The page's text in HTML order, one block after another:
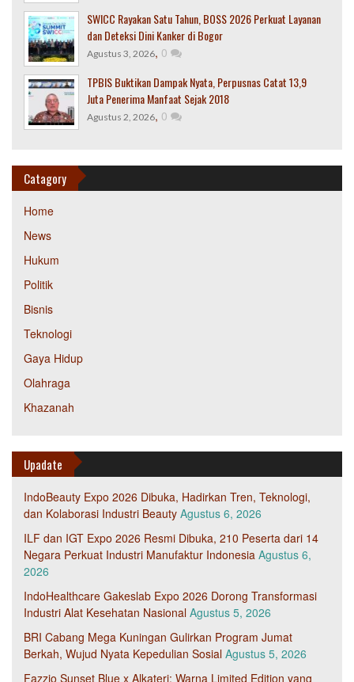
SWICC Rayakan Satu Tahun, BOSS 2026 Perkuat Layanan
dan Deteksi Dini Kanker di Bogor
Agustus 3, 2026, 0
TPBIS Buktikan Dampak Nyata, Perpusnas Catat 13,9
Juta Penerima Manfaat Sejak 2018
Agustus 2, 2026, 0
Catagory
Home
News
Hukum
Politik
Bisnis
Teknologi
Gaya Hidup
Olahraga
Khazanah
Upadate
IndoBeauty Expo 2026 Dibuka, Hadirkan Tren, Teknologi,
dan Kolaborasi Industri Beauty Agustus 6, 2026
ILF dan IGT Expo 2026 Resmi Dibuka, 210 Peserta dari 14
Negara Perkuat Industri Manufaktur Indonesia Agustus 6,
2026
IndoHealthcare Gakeslab Expo 2026 Dorong Transformasi
Industri Alat Kesehatan Nasional Agustus 5, 2026
BRI Cabang Mega Kuningan Gulirkan Program Jumat
Berkah, Wujud Nyata Kepedulian Sosial Agustus 5, 2026
Fazzio Sunset Blue x Alkateri: Warna Limited Edition yang